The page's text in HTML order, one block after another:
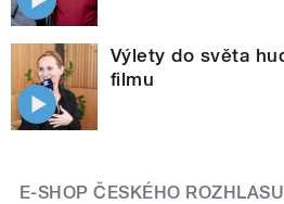
Výlety do světa
filmu
E-SHOP ČESKÉHO ROZHLASU